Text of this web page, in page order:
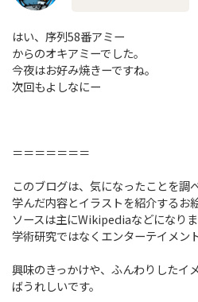
はい、序列58番アミー
からのオキアミーでした。
今夜はお好み焼きーですね。
次回もよしなにー
＝＝＝＝＝＝＝
このブログは、気になったことを調べ
学んだ内容とイラストを紹介するお
ソースは主にWikipediaなどになりま
学術研究ではなくエンターテイメン
興味のきっかけや、ふんわりしたイ
ばうれしいです。